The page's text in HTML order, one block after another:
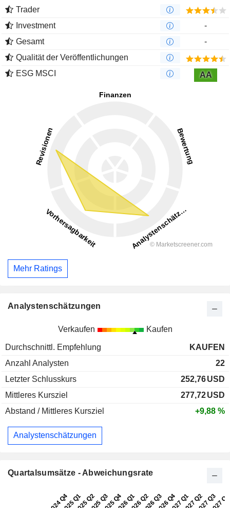
Trader
Investment
-
Gesamt
-
Qualität der Veröffentlichungen
ESG MSCI
AA
Mehr Ratings
Analystenschätzungen
Verkaufen Kaufen
Durchschnittl. Empfehlung
KAUFEN
Anzahl Analysten
22
Letzter Schlusskurs
252,76USD
Mittleres Kursziel
277,72USD
Abstand / Mittleres Kursziel
+9,88 %
Analystenschätzungen
Quartalsumsätze - Abweichungsrate